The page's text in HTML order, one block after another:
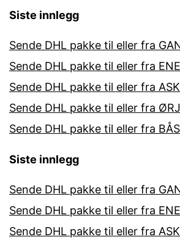
Siste innlegg
Sende DHL pakke til eller fra
Sende DHL pakke til eller fra
Sende DHL pakke til eller fra
Sende DHL pakke til eller fra
Sende DHL pakke til eller fra
Siste innlegg
Sende DHL pakke til eller fra
Sende DHL pakke til eller fra
Sende DHL pakke til eller fra